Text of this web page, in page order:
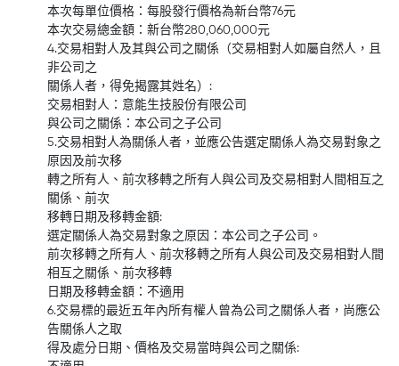
本次每單位價格：每股發行價格為新台幣76元
本次交易總金額：新台幣280,060,000元
4.交易相對人及其與公司之關係（交易相對人如屬自然人，且
非公司之
關係人者，得免揭露其姓名）:
交易相對人：意能生技股份有限公司
與公司之關係：本公司之子公司
5.交易相對人為關係人者，並應公告選定關係人為交易對象之
原因及前次移
轉之所有人、前次移轉之所有人與公司及交易相對人間相互之
關係、前次
移轉日期及移轉金額:
選定關係人為交易對象之原因：本公司之子公司。
前次移轉之所有人、前次移轉之所有人與公司及交易相對人間
相互之關係、前次移轉
日期及移轉金額：不適用
6.交易標的最近五年內所有權人曾為公司之關係人者，尚應公
告關係人之取
得及處分日期、價格及交易當時與公司之關係: